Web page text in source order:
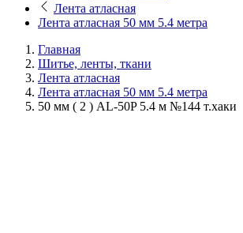
Лента атласная
Лента атласная 50 мм 5.4 метра
Главная
Шитье, ленты, ткани
Лента атласная
Лента атласная 50 мм 5.4 метра
50 мм ( 2 ) AL-50P 5.4 м №144 т.хаки